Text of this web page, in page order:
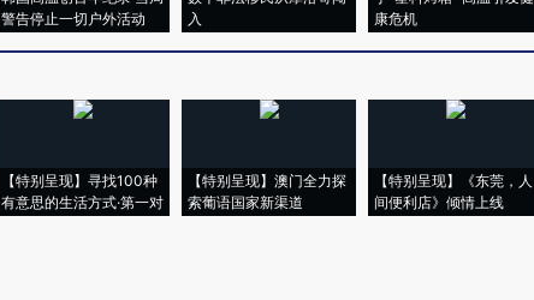
警告停止一切户外活动
入
康危机
【特别呈现】寻找100种
有意思的生活方式·第一对
【特别呈现】澳门全力探
索葡语国家新渠道
【特别呈现】《东莞，人
间便利店》倾情上线